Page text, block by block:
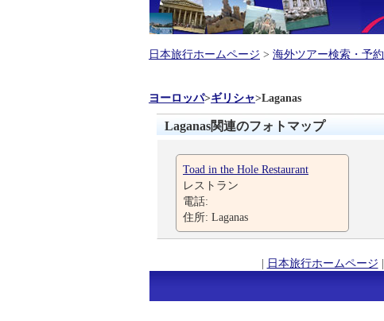
日本旅行ホームページ > 海外ツアー検索・予約
ヨーロッパ>ギリシャ>Laganas
Laganas関連のフォトマップ
Toad in the Hole Restaurant
レストラン
電話:
住所: Laganas
| 日本旅行ホームページ |